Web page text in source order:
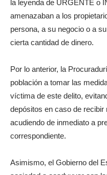
la leyenda de URGENTE o
amenazaban a los
persona, a su negocio o a
cierta cantidad de dinero.
Por lo anterior, la
población a tomar las
víctima de este delito,
depósitos en caso de
acudiendo de inmediato a
correspondiente.
Asimismo, el Gobierno del